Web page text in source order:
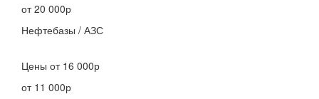
от 20 000р
Нефтебазы / АЗС
Цены от 16 000р
от 11 000р